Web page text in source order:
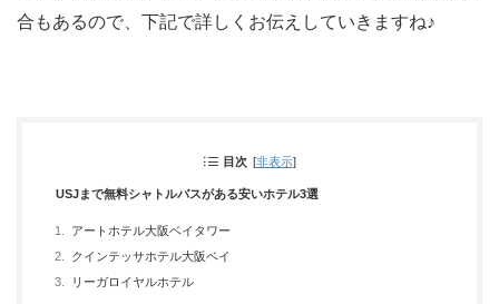
合もあるので、下記で詳しくお伝えしていきますね♪
目次 [非表示]
USJまで無料シャトルバスがある安いホテル3選
アートホテル大阪ベイタワー
クインテッサホテル大阪ベイ
リーガロイヤルホテル